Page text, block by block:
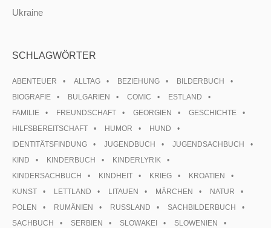
Ukraine
SCHLAGWÖRTER
ABENTEUER ALLTAG BEZIEHUNG
BILDERBUCH
BIOGRAFIE
BULGARIEN COMIC
ESTLAND
FAMILIE
FREUNDSCHAFT GEORGIEN
GESCHICHTE
HILFSBEREITSCHAFT
HUMOR
HUND
IDENTITÄTSFINDUNG
JUGENDBUCH
JUGENDSACHBUCH
KIND
KINDERBUCH
KINDERLYRIK
KINDERSACHBUCH
KINDHEIT KRIEG
KROATIEN
KUNST
LETTLAND LITAUEN MÄRCHEN
NATUR
POLEN
RUMÄNIEN RUSSLAND
SACHBILDERBUCH
SACHBUCH
SERBIEN SLOWAKEI
SLOWENIEN